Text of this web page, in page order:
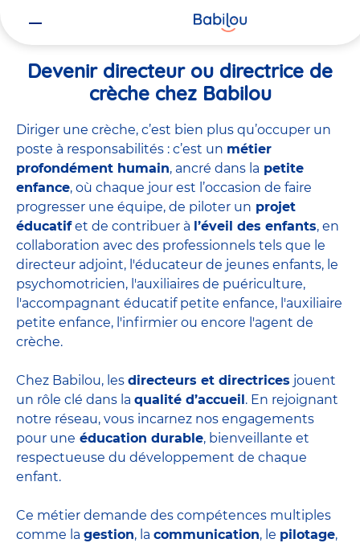
Devenir directeur ou directrice de
crèche chez Babilou
Diriger une crèche, c’est bien plus qu’occuper un
poste à responsabilités : c’est un métier
profondément humain, ancré dans la petite
enfance, où chaque jour est l’occasion de faire
progresser une équipe, de piloter un projet
éducatifet de contribuer à l’éveil des enfants, en
collaboration avec des professionnels tels que le
directeur adjoint, l'éducateur de jeunes enfants, le
psychomotricien, l'auxiliaires de puériculture,
l'accompagnant éducatif petite enfance, l'auxiliaire
petite enfance, l'infirmier ou encore l'agent de
crèche.
Chez Babilou, les directeurs et directrices jouent
un rôle clé dans la qualité d’accueil. En rejoignant
notre réseau, vous incarnez nos engagements
pour une éducation durable, bienveillante et
respectueuse du développement de chaque
enfant.
Ce métier demande des compétences multiples
comme la gestion, la communication, le pilotage,